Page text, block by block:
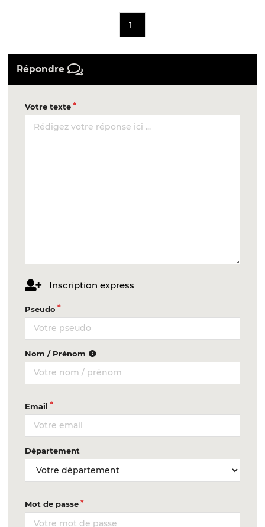
1
Répondre
Votre texte
Inscription express
Pseudo
Nom / Prénom
Email
Département
Mot de passe